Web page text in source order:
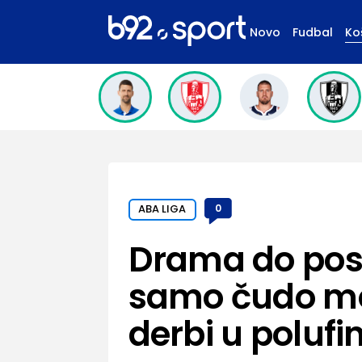
Novo Fudbal
ABA LIGA 0
Drama do
samo čudo
derbi u